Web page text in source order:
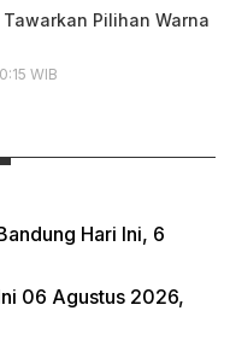
Tawarkan Pilihan Warna
WIB
Hari Ini, 6
06 Agustus 2026,